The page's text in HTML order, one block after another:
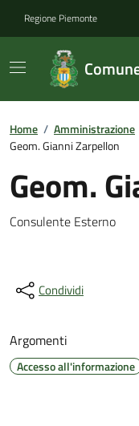
Regione Piemonte
Home / Amministrazione
Geom. Gianni Zarpellon
Geom.
Consulente Esterno
Condividi
Argomenti
Accesso all'informazione